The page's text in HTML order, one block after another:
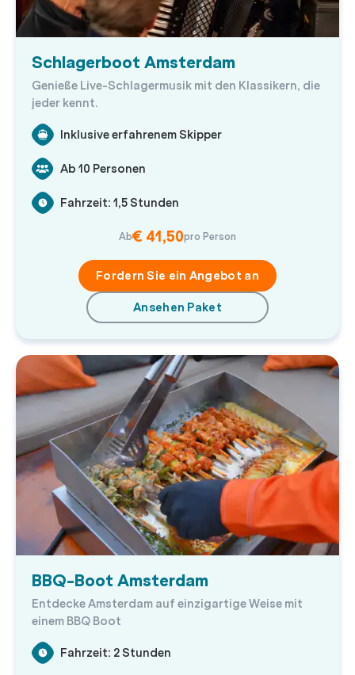
Schlagerboot Amsterdam
Genieße Live-Schlagermusik mit den Klassikern, die
jeder kennt.
Inklusive erfahrenem Skipper
Ab 10 Personen
Fahrzeit: 1,5 Stunden
Ab€ 41,50pro Person
Fordern Sie ein Angebot an
Ansehen Paket
BBQ-Boot Amsterdam
Entdecke Amsterdam auf einzigartige Weise mit
einem BBQ Boot
Fahrzeit: 2 Stunden